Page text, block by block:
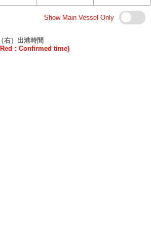
Show Main Vessel Only
右）出港時間
：Confirmed time)